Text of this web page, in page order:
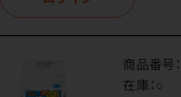
商品番号：
在庫：○